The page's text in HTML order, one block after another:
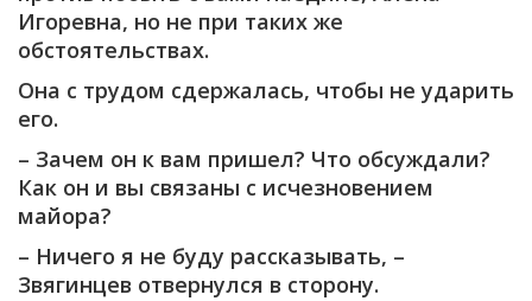
Игоревна, но не при таких же
обстоятельствах.
Она с трудом сдержалась, чтобы не ударить
его.
– Зачем он к вам пришел? Что обсуждали?
Как он и вы связаны с исчезновением
майора?
– Ничего я не буду рассказывать, –
Звягинцев отвернулся в сторону.